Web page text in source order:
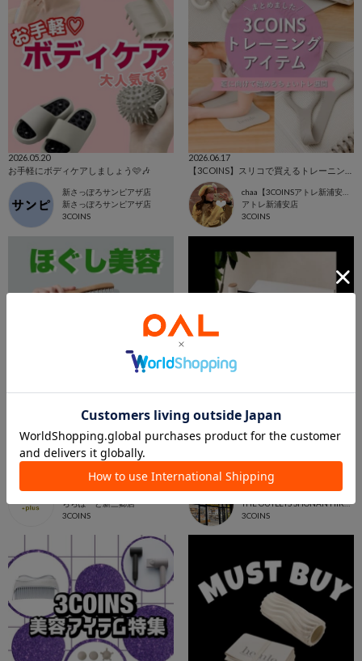
2026.05.20
お手軽にボディケアしましょう🩷🎶
新さっぽろサンピアザ店
新さっぽろサンピアザ店
3COINS
2026.06.17
アトレ新浦安店
3COINS
2026.07.31
ららぽーと新三郷店
ららぽーと新三郷店
3COINS
THE OUTLETS SHONAN HIRATSUKA
3COINS